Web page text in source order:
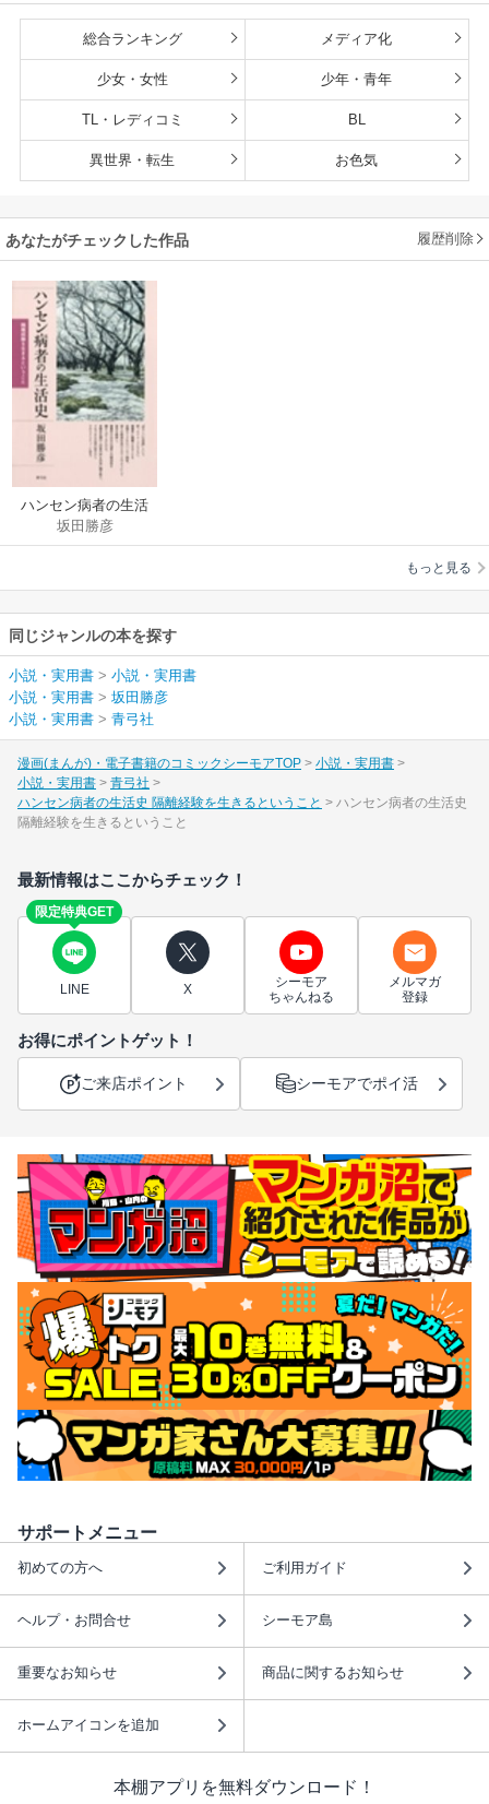
総合ランキング メディア化
少女・女性 少年・青年
TL・レディコミ BL
異世界・転生 お色気
あなたがチェックした作品 履歴削除
ハンセン病者の生活
史 隔離経験を生きる
ということ
坂田勝彦
もっと見る
同じジャンルの本を探す
小説・実用書 > 小説・実用書
小説・実用書 > 坂田勝彦
小説・実用書 > 青弓社
漫画(まんが)・電子書籍のコミックシーモアTOP
小説・実用書
小説・実用書
青弓社
ハンセン病者の生活史 隔離経験を生きるということ
ハンセン病者の生活史
隔離経験を生きるということ
最新情報はここからチェック！
限定特典GET
LINE X
シーモア
ちゃんねる
メルマガ
登録
お得にポイントゲット！
ご来店ポイント シーモアでポイ活
サポートメニュー
初めての方へ ご利用ガイド
ヘルプ・お問合せ シーモア島
重要なお知らせ 商品に関するお知らせ
ホームアイコンを追加
本棚アプリを無料ダウンロード！